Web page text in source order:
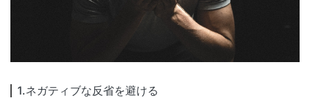
1.ネガティブな反省を避ける